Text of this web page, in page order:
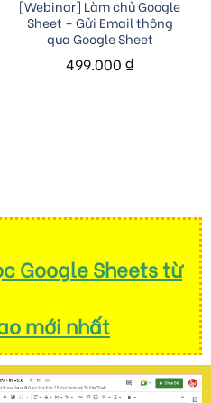
[Webinar] Làm chủ Google
Sheet – Gửi Email thông
qua Google Sheet
499.000 ₫
Google Sheets từ
mới nhất